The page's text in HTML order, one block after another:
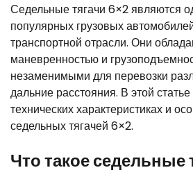
Седельные тягачи 6×2 являются
популярных грузовых
транспортной отрасли. Они
маневренностью и
незаменимыми для перевозки
дальние расстояния. В этой
технических характеристиках и
седельных тягачей 6×2.
Что такое седельные